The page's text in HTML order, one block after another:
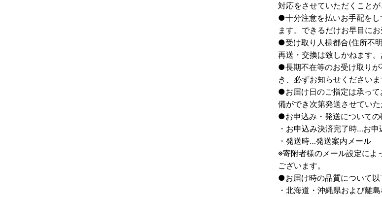
対応をさせていただくことが
●十分注意を払いお手配をし
ます。できるだけお早目に
●受け取り人様都合(住所不
再送・交換は致しかねます
●長期不在等のお受け取り
き、必ずお知らせください
●お届け日のご指定は承っ
備ができ次第発送させてい
●お申込み・発送についての
・お申込み決済完了時…お
・発送時…発送案内メール
※寄附者様のメール設定によ
ございます。
●お届け時の品質について以
・北海道・沖縄県および離